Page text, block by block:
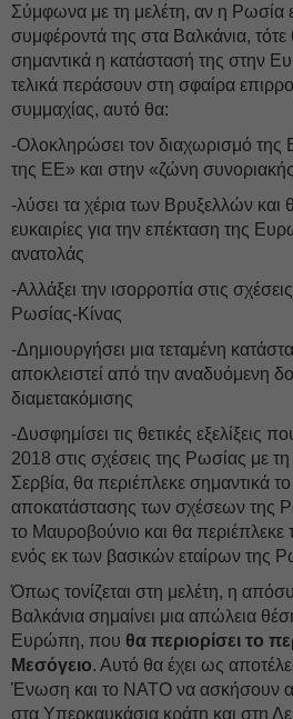
Σύμφωνα με τη μελέτη, αν η Ρωσία
συμφέροντά της στα Βαλκάνια, τότε
σημαντικά η κατάστασή της στην
τελικά περάσουν στη σφαίρα
συμμαχίας, αυτό θα:
-Ολοκληρώσει τον διαχωρισμό
της ΕΕ» και στην «ζώνη
-λύσει τα χέρια των Βρυξελλών και
ευκαιρίες για την επέκταση της
ανατολάς
-Αλλάξει την ισορροπία στις
Ρωσίας-Κίνας
-Δημιουργήσει μια τεταμένη
αποκλειστεί από την αναδυόμενη
διαμετακόμισης
-Δυσφημίσει τις θετικές εξελίξεις
2018 στις σχέσεις της Ρωσίας με
Σερβία, θα περιέπλεκε σημαντικά
αποκατάστασης των σχέσεων της
το Μαυροβούνιο και θα
ενός εκ των βασικών εταίρων της
Όπως τονίζεται στη μελέτη, η
Βαλκάνια σημαίνει μια απώλεια
Ευρώπη, που θα περιορίσει το
Μεσόγειο. Αυτό θα έχει ως
Ένωση και το ΝΑΤΟ να ασκήσουν
στα Υπερκαυκάσια κράτη και στη